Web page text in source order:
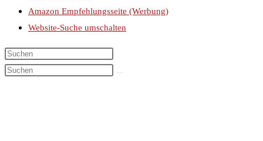
Amazon Empfehlungsseite (Werbung)
Website-Suche umschalten